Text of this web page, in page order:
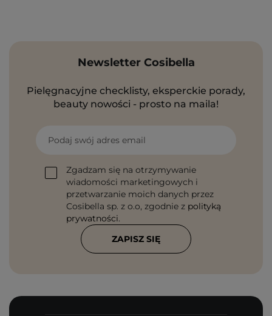
Newsletter Cosibella
Pielęgnacyjne checklisty, eksperckie porady,
beauty nowości - prosto na maila!
Podaj swój adres email
Zgadzam się na otrzymywanie
wiadomości marketingowych i
przetwarzanie moich danych przez
Cosibella sp. z o.o, zgodnie z polityką
prywatności.
ZAPISZ SIĘ